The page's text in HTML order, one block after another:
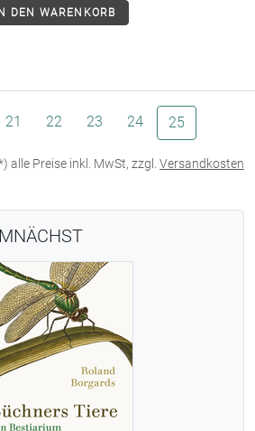
DEN WARENKORB
21 22 23 24 25
alle Preise inkl. MwSt, zzgl. Versandkosten